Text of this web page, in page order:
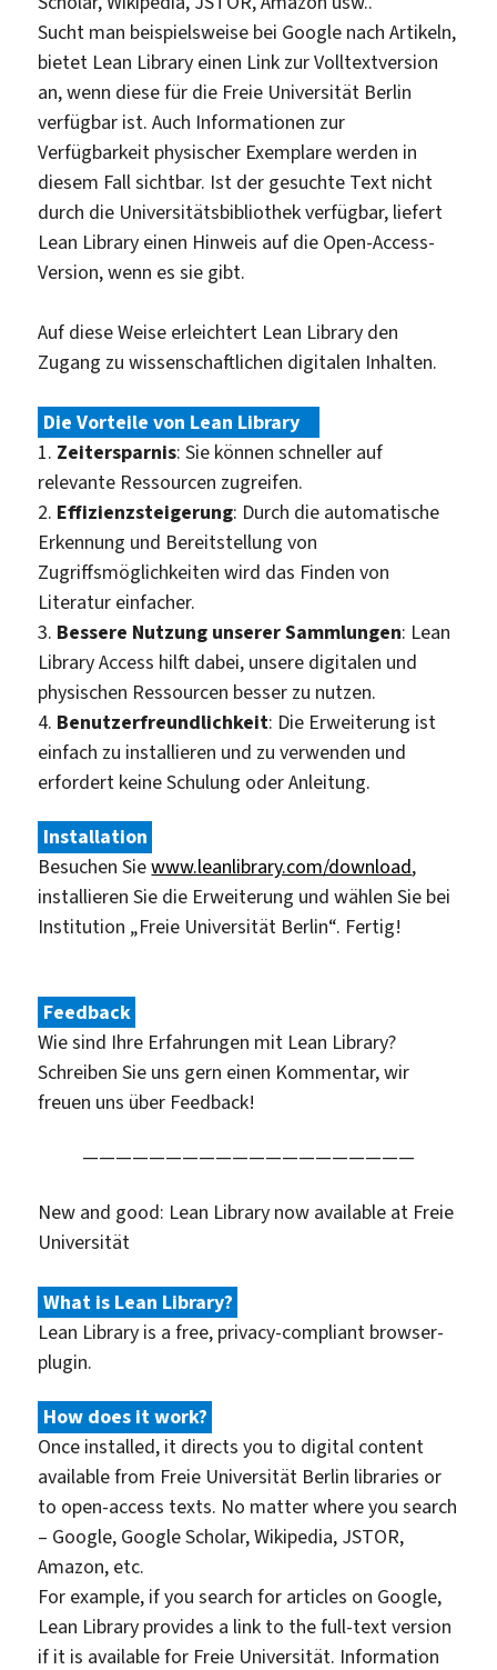
Sucht man beispielsweise bei Google nach Artikeln,
bietet Lean Library einen Link zur Volltextversion
an, wenn diese für die Freie Universität Berlin
verfügbar ist. Auch Informationen zur
Verfügbarkeit physischer Exemplare werden in
diesem Fall sichtbar. Ist der gesuchte Text nicht
durch die Universitätsbibliothek verfügbar, liefert
Lean Library einen Hinweis auf die Open-Access-
Version, wenn es sie gibt.
Auf diese Weise erleichtert Lean Library den
Zugang zu wissenschaftlichen digitalen Inhalten.
Die Vorteile von Lean Library
1. Zeitersparnis: Sie können schneller auf
relevante Ressourcen zugreifen.
2. Effizienzsteigerung: Durch die automatische
Erkennung und Bereitstellung von
Zugriffsmöglichkeiten wird das Finden von
Literatur einfacher.
3. Bessere Nutzung unserer Sammlungen: Lean
Library Access hilft dabei, unsere digitalen und
physischen Ressourcen besser zu nutzen.
4. Benutzerfreundlichkeit: Die Erweiterung ist
einfach zu installieren und zu verwenden und
erfordert keine Schulung oder Anleitung.
Installation
Besuchen Siewww.leanlibrary.com/download,
installieren Sie die Erweiterung und wählen Sie bei
Institution „Freie Universität Berlin“. Fertig!
Feedback
Wie sind Ihre Erfahrungen mit Lean Library?
Schreiben Sie uns gern einen Kommentar, wir
freuen uns über Feedback!
————————————————————
New and good: Lean Library now available at Freie
Universität
What is Lean Library?
Lean Library is a free, privacy-compliant browser-
plugin.
How does it work?
Once installed, it directs you to digital content
available from Freie Universität Berlin libraries or
to open-access texts. No matter where you search
– Google, Google Scholar, Wikipedia, JSTOR,
Amazon, etc.
For example, if you search for articles on Google,
Lean Library provides a link to the full-text version
if it is available for Freie Universität. Information